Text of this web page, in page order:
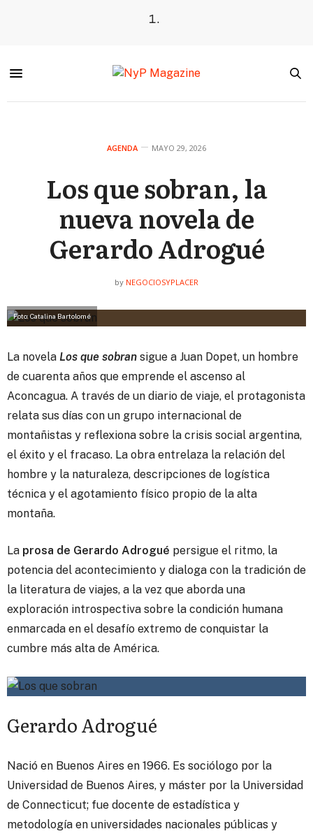
AGENDA MAYO 29, 2026
Los que sobran, la
nueva novela de
Gerardo Adrogué
by NEGOCIOSYPLACER
Foto: Catalina Bartolomé
La novela Los que sobran sigue a Juan Dopet, un hombre
de cuarenta años que emprende el ascenso al
Aconcagua. A través de un diario de viaje, el protagonista
relata sus días con un grupo internacional de
montañistas y reflexiona sobre la crisis social argentina,
el éxito y el fracaso. La obra entrelaza la relación del
hombre y la naturaleza, descripciones de logística
técnica y el agotamiento físico propio de la alta
montaña.
La prosa de Gerardo Adrogué persigue el ritmo, la
potencia del acontecimiento y dialoga con la tradición de
la literatura de viajes, a la vez que aborda una
exploración introspectiva sobre la condición humana
enmarcada en el desafío extremo de conquistar la
cumbre más alta de América.
Gerardo Adrogué
Nació en Buenos Aires en 1966. Es sociólogo por la
Universidad de Buenos Aires, y máster por la Universidad
de Connecticut; fue docente de estadística y
metodología en universidades nacionales públicas y